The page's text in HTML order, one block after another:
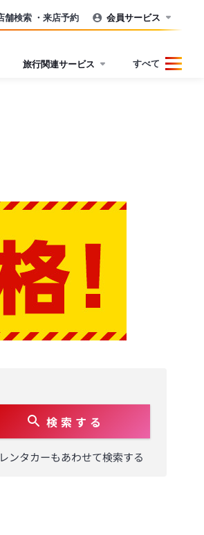
舗検索 ・来店予約 会員サービス
旅行関連サービス すべて
検 索 す る
レンタカーもあわせて検索する